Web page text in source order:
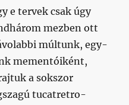
e tervek csak úgy
mezben ott
múltunk, egy-
mementóiként,
a sokszor
tucatretro-